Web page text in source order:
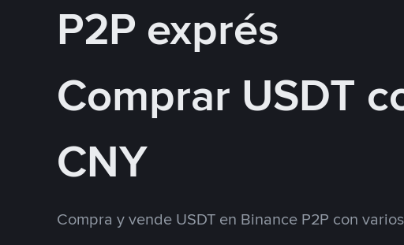
P2P exprés
Comprar USDT
CNY
Compra y vende USDT en Binance P2P con